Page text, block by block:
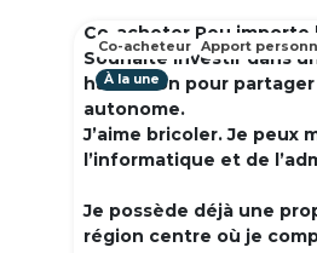
Co-acheter Peu importe
Souhaite investir dans
habitation pour
autonome.
J’aime bricoler. Je peux
l’informatique et de
Je possède déjà une
région centre où je
À la une
Co-acheteur Apport